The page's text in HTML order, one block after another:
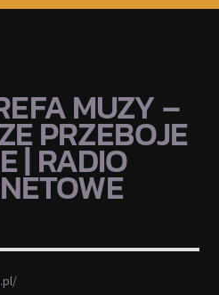
MUZY –
PRZEBOJE
| RADIO